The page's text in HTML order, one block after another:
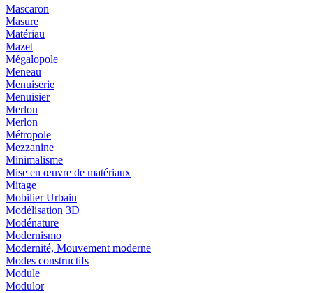
Mascaron
Masure
Matériau
Mazet
Mégalopole
Meneau
Menuiserie
Menuisier
Merlon
Merlon
Métropole
Mezzanine
Minimalisme
Mise en œuvre de matériaux
Mitage
Mobilier Urbain
Modélisation 3D
Modénature
Modernismo
Modernité, Mouvement moderne
Modes constructifs
Module
Modulor